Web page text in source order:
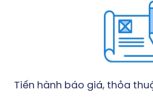
Tiến hành báo giá, thỏa